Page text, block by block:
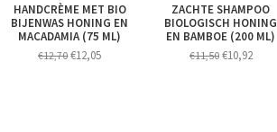
HANDCRÈME MET BIO
BIJENWAS HONING EN
MACADAMIA (75 ML)
€12,70€12,05
ZACHTE SHAMPOO
BIOLOGISCH HONING
EN BAMBOE (200 ML)
€11,50€10,92